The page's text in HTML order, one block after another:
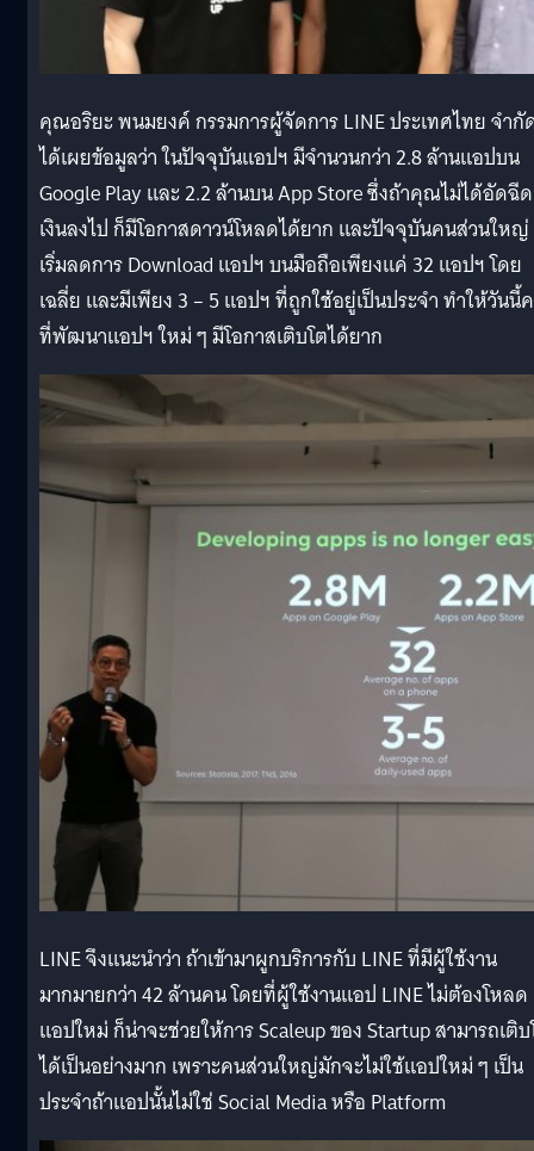
คุณอริยะ พนมยงค์ กรรมการผู้จัดการ LINE ประเทศไทย จำกั
ได้เผยข้อมูลว่า ในปัจจุบันแอปฯ มีจำนวนกว่า 2.8 ล้านแอปบน
Google Play และ 2.2 ล้านบน App Store ซึ่งถ้าคุณไม่ได้อัดฉีด
เงินลงไป ก็มีโอกาสดาวน์โหลดได้ยาก และปัจจุบันคนส่วนใหญ่
เริ่มลดการ Download แอปฯ บนมือถือเพียงแค่ 32 แอปฯ โดย
เฉลี่ย และมีเพียง 3 – 5 แอปฯ ที่ถูกใช้อยู่เป็นประจำ ทำให้วันนี้
ที่พัฒนาแอปฯ ใหม่ ๆ มีโอกาสเติบโตได้ยาก
LINE จึงแนะนำว่า ถ้าเข้ามาผูกบริการกับ LINE ที่มีผู้ใช้งาน
มากมายกว่า 42 ล้านคน โดยที่ผู้ใช้งานแอป LINE ไม่ต้องโหลด
แอปใหม่ ก็น่าจะช่วยให้การ Scaleup ของ Startup สามารถเติ
ได้เป็นอย่างมาก เพราะคนส่วนใหญ่มักจะไม่ใช้แอปใหม่ ๆ เป็น
ประจำถ้าแอปนั้นไม่ใช่ Social Media หรือ Platform